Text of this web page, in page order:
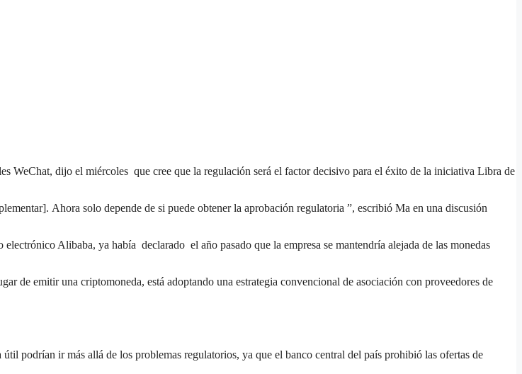
dijo el miércoles que cree que la regulación será el factor decisivo para el éxito de la iniciativa Libra de
Ahora solo depende de si puede obtener la aprobación regulatoria ”, escribió Ma en una discusión
Alibaba, ya había declarado el año pasado que la empresa se mantendría alejada de las monedas
de emitir una criptomoneda, está adoptando una estrategia convencional de asociación con proveedores de
podrían ir más allá de los problemas regulatorios, ya que el banco central del país prohibió las ofertas de